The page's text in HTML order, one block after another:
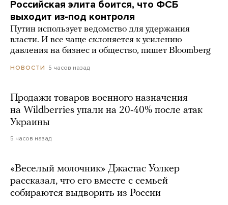
Российская элита боится, что ФСБ
выходит из-под контроля
Путин использует ведомство для удержания
власти. И все чаще склоняется к усилению
давления на бизнес и общество, пишет Bloomberg
НОВОСТИ 5 часов назад
Продажи товаров военного назначения
на Wildberries упали на 20-40% после атак
Украины
5 часов назад
«Веселый молочник» Джастас Уолкер
рассказал, что его вместе с семьей
собираются выдворить из России